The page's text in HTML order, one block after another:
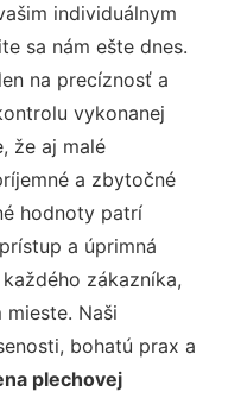
individuálnym
sa nám ešte dnes.
na precíznosť a
vykonanej
že aj malé
a zbytočné
hodnoty patrí
a úprimná
zákazníka,
Naši
bohatú prax a
plechovej